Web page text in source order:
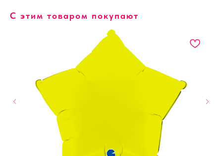
С этим товаром покупают